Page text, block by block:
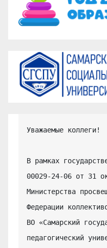
Уважаемые коллеги!
В рамках
00029-24-06 от 31
Министерства
Федерации
ВО «Самарский
педагогический